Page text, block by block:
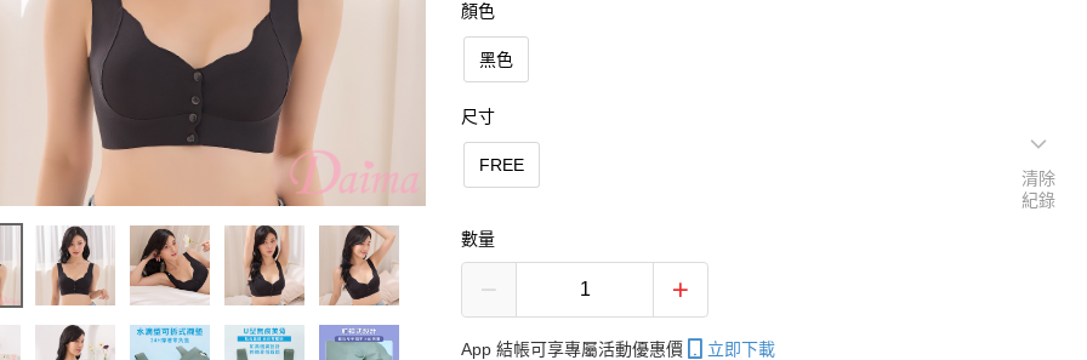
顏色
黑色
尺寸
FREE
數量
App 結帳可享專屬活動優惠價 立即下載
清除
紀錄